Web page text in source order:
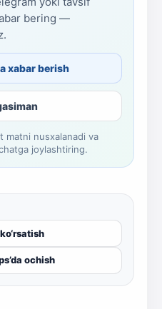
bering —
xabar berish
matni nusxalanadi va
joylashtiring.
ochish